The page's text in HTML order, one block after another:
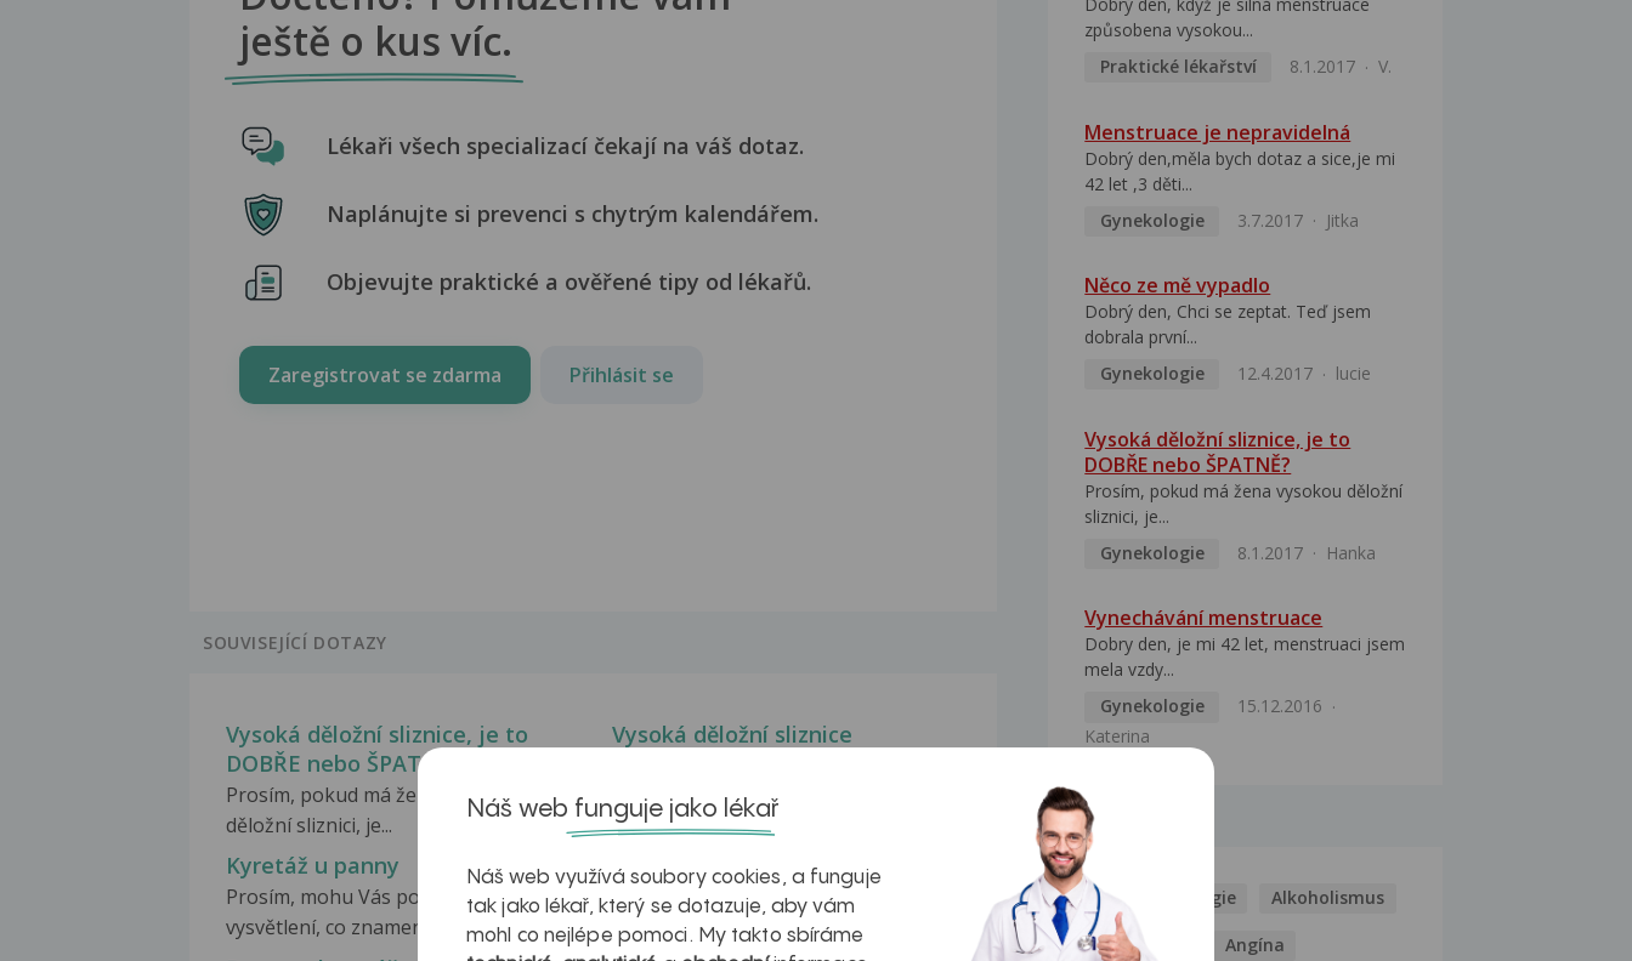
ještě o kus víc.
Lékaři všech specializací čekají na váš dotaz.
Naplánujte si prevenci s chytrým kalendářem.
Objevujte praktické a ověřené tipy od lékařů.
Zaregistrovat se zdarma Přihlásit se
SOUVISEJÍCÍ DOTAZY
Vysoká děložní sliznice, je to
DOBŘE nebo ŠPATNĚ?
Prosím, pokud má žena vysokou
děložní sliznici, je...
Vysoká děložní sliznice
vysoká děložní sliznice...
Kyretáž u panny
Prosím, mohu Vás požádat o
vysvětlení, co znamená kyretáž...
Ashermannův syndrom
Ashermannův syndrom a nízká
děložní sliznice - chtěli...
způsobena vysokou...
Praktické lékařství
8.1.2017 V.
Menstruace je nepravidelná
Dobrý den,měla bych dotaz a sice,je mi
42 let ,3 děti...
Gynekologie
3.7.2017 Jitka
Něco ze mě vypadlo
Dobrý den, Chci se zeptat. Teď jsem
dobrala první...
Gynekologie
12.4.2017 lucie
Vysoká děložní sliznice, je to
DOBŘE nebo ŠPATNĚ?
Prosím, pokud má žena vysokou děložní
sliznici, je...
Gynekologie
8.1.2017 Hanka
Vynechávání menstruace
Dobry den, je mi 42 let, menstruaci jsem
mela vzdy...
Gynekologie
15.12.2016
Katerina
NEMOCI
Kašel Alergie Alkoholismus
Analgetika Angína
Náš web funguje jako lékař
Náš web využívá soubory cookies, a funguje
tak jako lékař, který se dotazuje, aby vám
mohl co nejlépe pomoci. My takto sbíráme